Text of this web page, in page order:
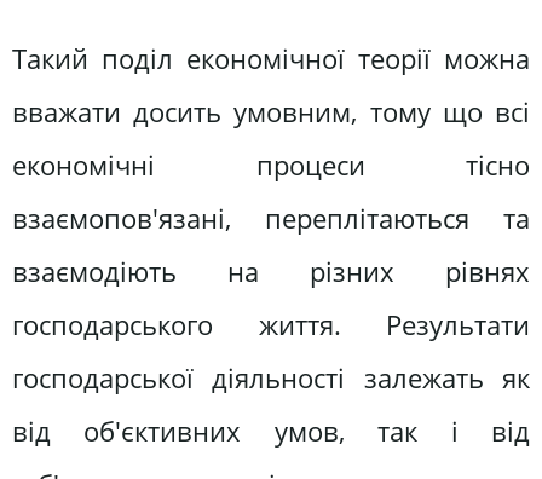
Такий поділ економічної теорії можна
вважати досить умовним, тому що всі
економічні процеси тісно
взаємопов'язані, переплітаються та
взаємодіють на різних рівнях
господарського життя. Результати
господарської діяльності залежать як
від об'єктивних умов, так і від